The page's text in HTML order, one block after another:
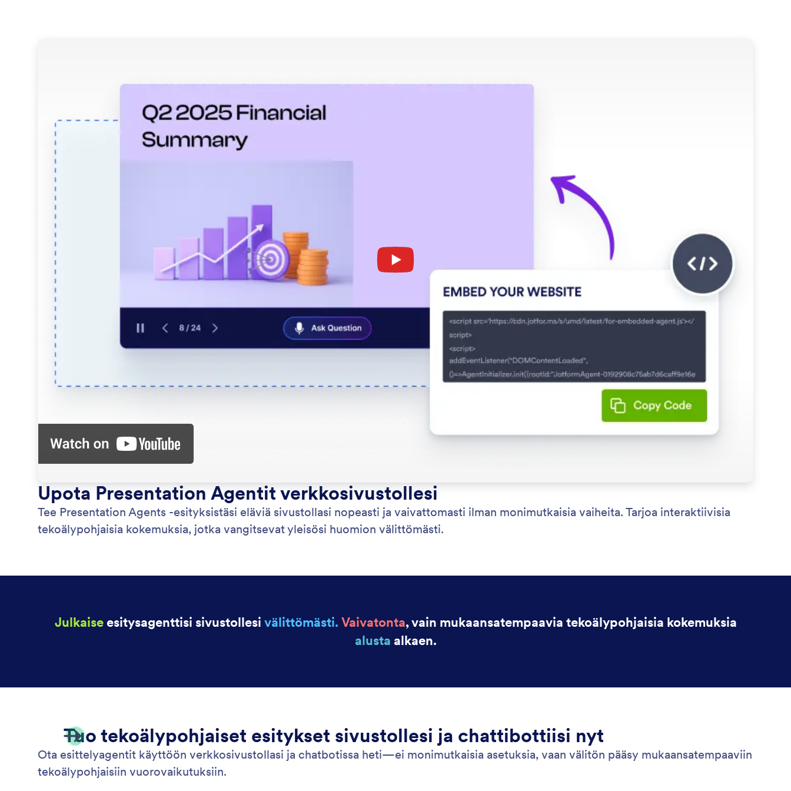
Upota Presentation Agentit verkkosivustollesi
Tee Presentation Agents -esityksistäsi eläviä sivustollasi nopeasti ja vaivattomasti ilman monimutkaisia vaiheita. Tarjoa interaktiivisia
tekoälypohjaisia kokemuksia, jotka vangitsevat yleisösi huomion välittömästi.
Julkaiseesitysagenttisi sivustollesi välittömästi. Vaivatonta, vain mukaansatempaavia tekoälypohjaisia kokemuksia
alusta alkaen.
Tuo tekoälypohjaiset esitykset sivustollesi ja chattibottiisi nyt
Ota esittelyagentit käyttöön verkkosivustollasi ja chatbotissa heti—ei monimutkaisia asetuksia, vaan välitön pääsy mukaansatempaaviin
tekoälypohjaisiin vuorovaikutuksiin.